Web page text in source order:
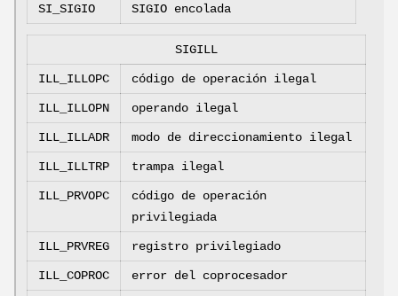
SI_SIGIO SIGIO encolada
SIGILL
ILL_ILLOPC código de operación ilegal
ILL_ILLOPN operando ilegal
ILL_ILLADR modo de direccionamiento ilegal
ILL_ILLTRP trampa ilegal
ILL_PRVOPC
código de operación
privilegiada
ILL_PRVREG registro privilegiado
ILL_COPROC error del coprocesador